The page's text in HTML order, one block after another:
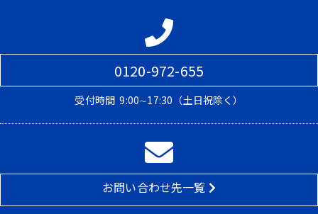
0120-972-655
受付時間 9:00∼17:30（土日祝除く）
お問い合わせ先一覧